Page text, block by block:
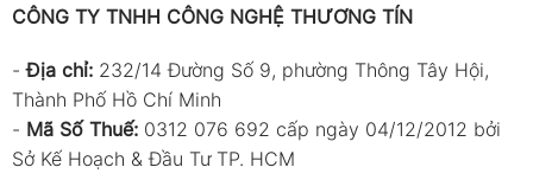
CÔNG TY TNHH CÔNG NGHỆ THƯƠNG TÍN
-Địa chỉ: 232/14 Đường Số 9, phường Thông Tây Hội,
Thành Phố Hồ Chí Minh
- Mã Số Thuế: 0312 076 692 cấp ngày 04/12/2012 bởi
Sở Kế Hoạch & Đầu Tư TP. HCM